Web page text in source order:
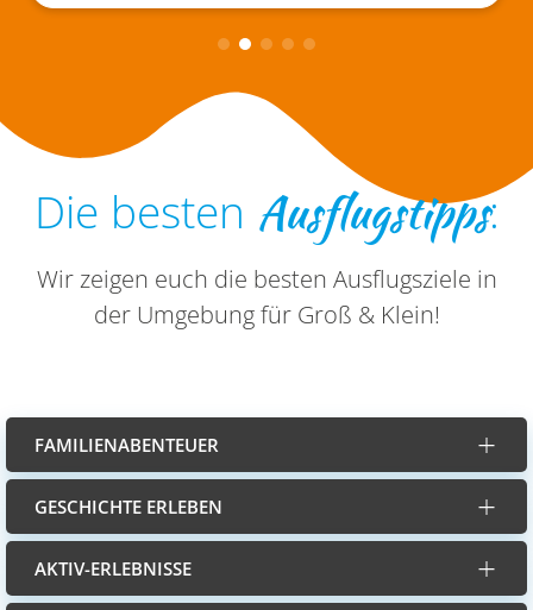
Die besten Ausflugstipps:
Wir zeigen euch die besten Ausflugsziele in
der Umgebung für Groß & Klein!
FAMILIENABENTEUER
GESCHICHTE ERLEBEN
AKTIV-ERLEBNISSE